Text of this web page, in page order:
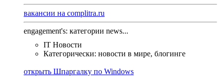
вакансии на complitra.ru
engagement's: категории news...
IT Новости
Категорически: новости в мире, блогинге
открыть Шпаргалку по Windows